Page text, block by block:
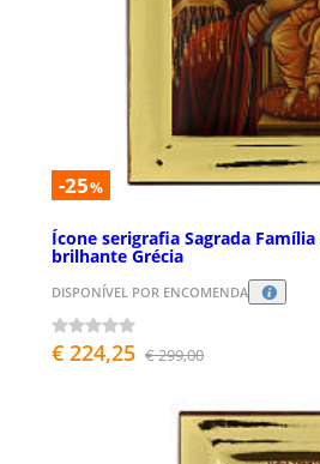
-25%
Ícone serigrafia Sagrada
brilhante Grécia
DISPONÍVEL POR ENCOMENDA
€ 224,25 € 299,00